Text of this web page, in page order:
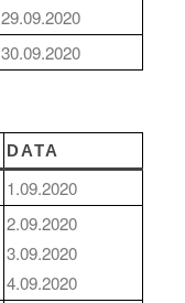
29.09.2020
30.09.2020
DATA
1.09.2020
2.09.2020
3.09.2020
4.09.2020